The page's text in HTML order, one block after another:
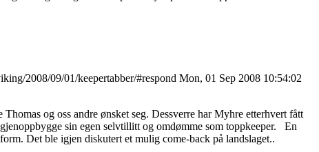
2008/09/01/keepertabber/#respond Mon, 01 Sep 2008 10:54:02
og oss andre ønsket seg. Dessverre har Myhre etterhvert fått
sin egen selvtillitt og omdømme som toppkeeper. En
Det ble igjen diskutert et mulig come-back på landslaget..